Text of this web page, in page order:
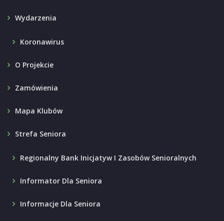
Wydarzenia
Koronawirus
O Projekcie
Zamówienia
Mapa Klubów
Strefa Seniora
Regionalny Bank Inicjatyw I Zasobów Senioralnych
Informator Dla Seniora
Informacje Dla Seniora